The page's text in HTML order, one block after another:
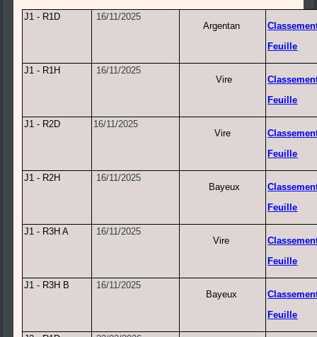
J1 - R1D
16/11/2025
Argentan
Feuille
J1 - R1H
16/11/2025
Vire
Feuille
J1 - R2D
16/11/2025
Vire
Feuille
J1 - R2H
16/11/2025
Bayeux
Feuille
J1 - R3H A
16/11/2025
Vire
Feuille
J1 - R3H B
16/11/2025
Bayeux
Feuille